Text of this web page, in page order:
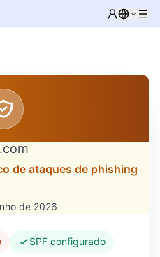
de ataques de phishing
de 2026
SPF configurado